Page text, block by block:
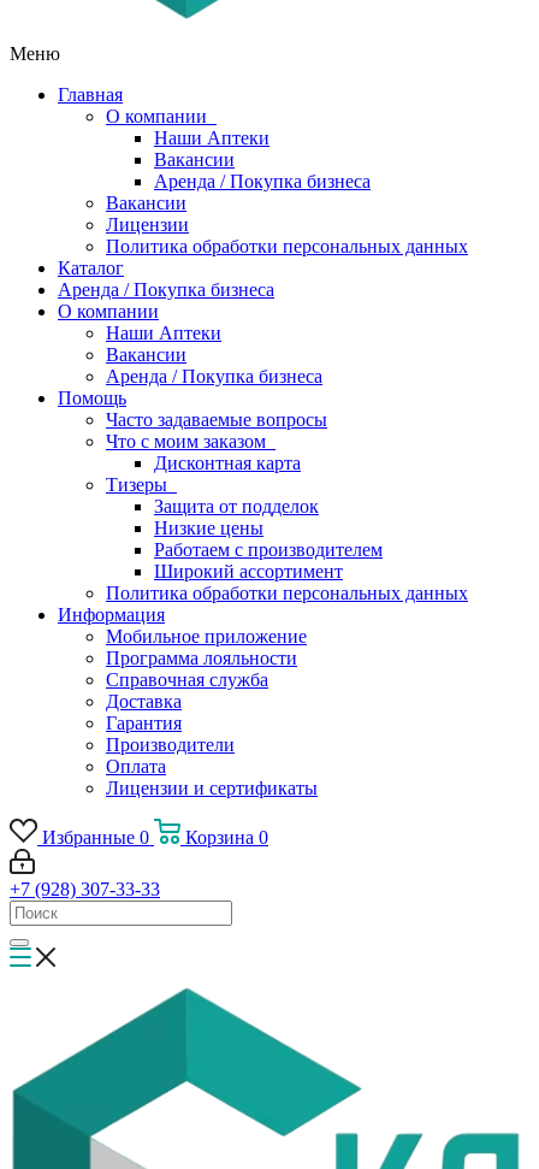
Меню
Главная
О компании
Наши Аптеки
Вакансии
Аренда / Покупка бизнеса
Вакансии
Лицензии
Политика обработки персональных данных
Каталог
Аренда / Покупка бизнеса
О компании
Наши Аптеки
Вакансии
Аренда / Покупка бизнеса
Помощь
Часто задаваемые вопросы
Что с моим заказом
Дисконтная карта
Тизеры
Защита от подделок
Низкие цены
Работаем с производителем
Широкий ассортимент
Политика обработки персональных данных
Информация
Мобильное приложение
Программа лояльности
Справочная служба
Доставка
Гарантия
Производители
Оплата
Лицензии и сертификаты
Избранные 0 Корзина 0
+7 (928) 307-33-33